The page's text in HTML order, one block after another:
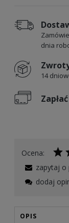
dnia
14
Ocena:
zapytaj o
dodaj
OPIS